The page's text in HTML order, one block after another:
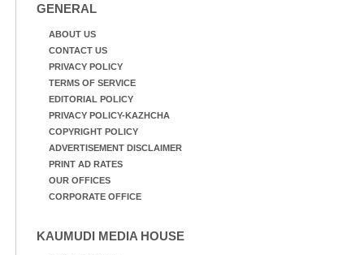
GENERAL
ABOUT US
CONTACT US
PRIVACY POLICY
TERMS OF SERVICE
EDITORIAL POLICY
PRIVACY POLICY-KAZHCHA
COPYRIGHT POLICY
ADVERTISEMENT DISCLAIMER
PRINT AD RATES
OUR OFFICES
CORPORATE OFFICE
KAUMUDI MEDIA HOUSE